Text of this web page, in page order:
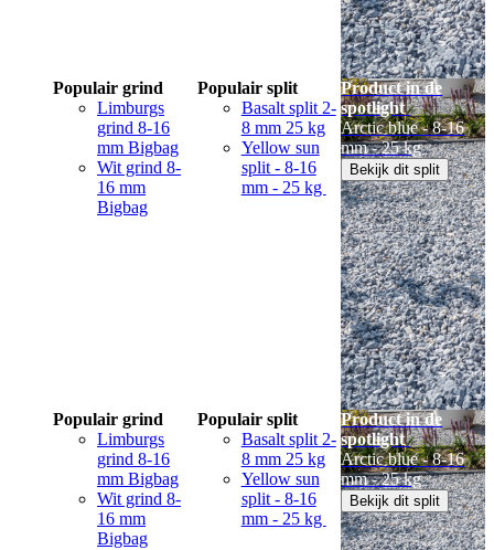
Populair grind
Limburgs
grind 8-16
mm Bigbag
Wit grind 8-
16 mm
Bigbag
Populair split
Basalt split 2-
8 mm 25 kg
Yellow sun
split - 8-16
mm - 25 kg
Product in de
spotlight
Arctic blue - 8-16
mm - 25 kg
Bekijk dit split
Populair grind
Limburgs
grind 8-16
mm Bigbag
Wit grind 8-
16 mm
Bigbag
Populair split
Basalt split 2-
8 mm 25 kg
Yellow sun
split - 8-16
mm - 25 kg
Product in de
spotlight
Arctic blue - 8-16
mm - 25 kg
Bekijk dit split